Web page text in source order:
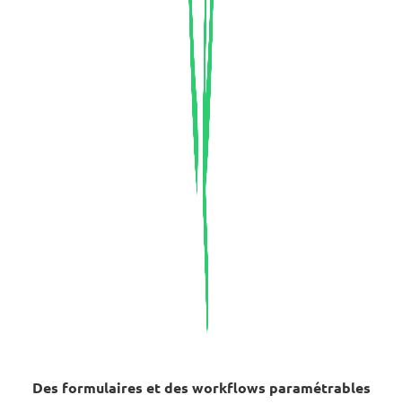
Des formulaires et des workflows paramétrables